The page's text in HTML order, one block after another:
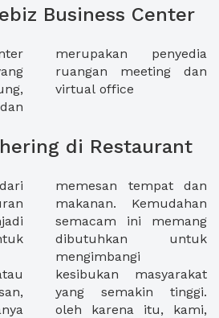
Business Center
virtual office
di Restaurant